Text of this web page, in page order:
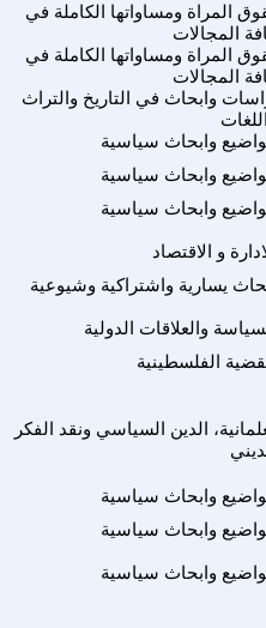
المراة ومساواتها الكاملة في
المجالات
المراة ومساواتها الكاملة في
المجالات
وابحاث في التاريخ والتراث
وابحاث سياسية
وابحاث سياسية
وابحاث سياسية
و الاقتصاد
يسارية واشتراكية وشيوعية
والعلاقات الدولية
الفلسطينية
الدين السياسي ونقد الفكر
وابحاث سياسية
وابحاث سياسية
وابحاث سياسية